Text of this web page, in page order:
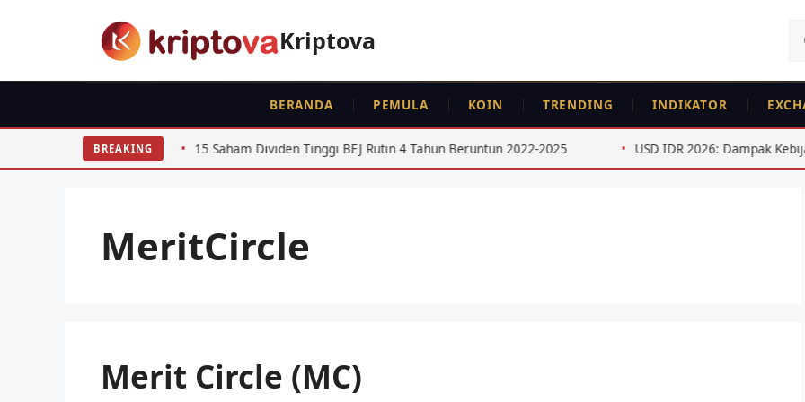
Kriptova
BERANDA PEMULA KOIN TRENDING INDIKATOR
BREAKING15 Saham Dividen Tinggi BEJ Rutin 4 Tahun Beruntun 2022-2025 USD IDR 2026: Dampak Kebijakan The
MeritCircle
Merit Circle (MC)